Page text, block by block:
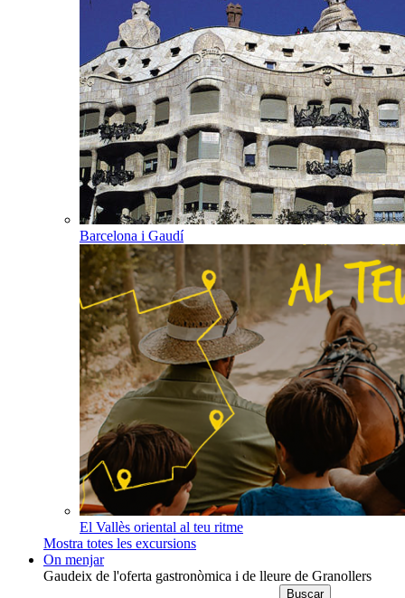
Barcelona i Gaudí
El Vallès oriental al teu ritme
Mostra totes les excursions
On menjar
Gaudeix de l'oferta gastronòmica i de lleure de Granollers